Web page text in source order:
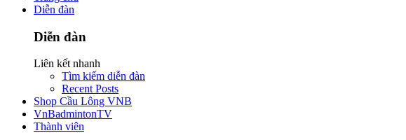
Diễn đàn
Diễn đàn
Liên kết nhanh
Tìm kiếm diễn đàn
Recent Posts
Shop Cầu Lông VNB
VnBadmintonTV
Thành viên